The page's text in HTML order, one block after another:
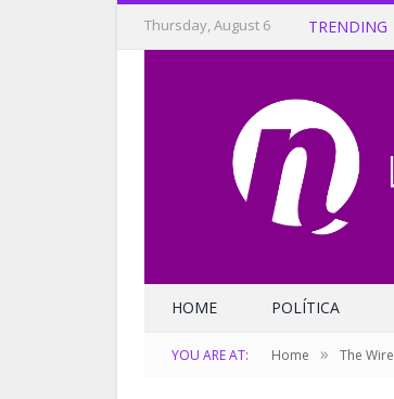
Thursday, August 6 TRENDING
HOME POLÍTICA
YOU ARE AT: Home » The Wire